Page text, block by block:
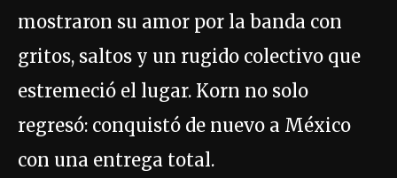
mostraron su amor por la banda con
gritos, saltos y un rugido colectivo que
estremeció el lugar. Korn no solo
regresó: conquistó de nuevo a México
con una entrega total.